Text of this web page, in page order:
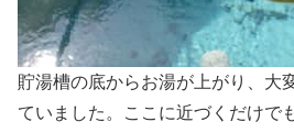
貯湯槽の底からお湯が上がり、大
ていました。ここに近づくだけで